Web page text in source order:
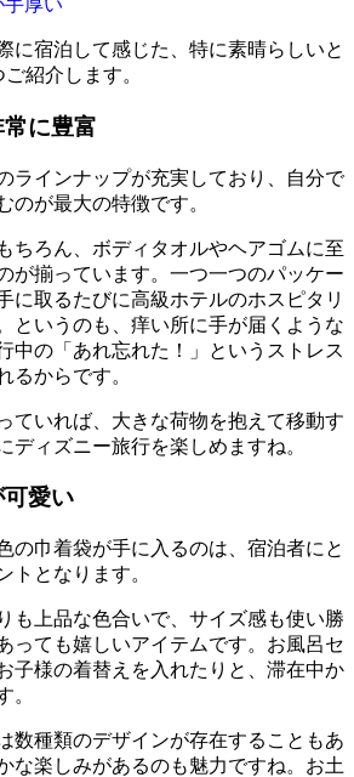
厚い
に宿泊して感じた、特に素晴らしいと
紹介します。
に豊富
ラインナップが充実しており、自分で
のが最大の特徴です。
ちろん、ボディタオルやヘアゴムに至
が揃っています。一つ一つのパッケー
に取るたびに高級ホテルのホスピタリ
というのも、痒い所に手が届くような
中の「あれ忘れた！」というストレス
るからです。
ていれば、大きな荷物を抱えて移動す
ディズニー旅行を楽しめますね。
愛い
の巾着袋が手に入るのは、宿泊者にと
トとなります。
も上品な色合いで、サイズ感も使い勝
っても嬉しいアイテムです。お風呂セ
子様の着替えを入れたりと、滞在中か
。
数種類のデザインが存在することもあ
な楽しみがあるのも魅力ですね。お土